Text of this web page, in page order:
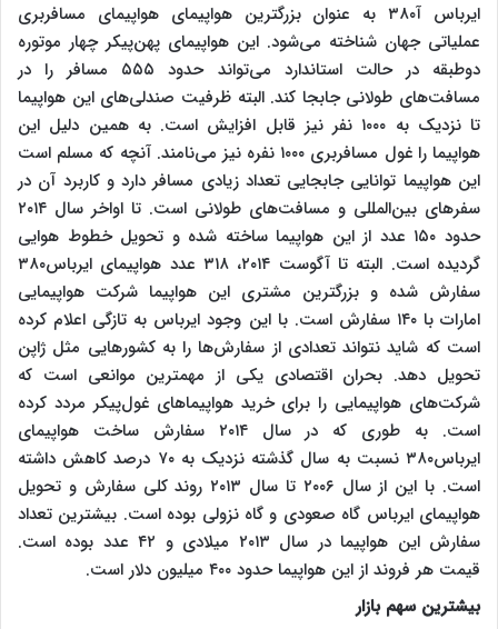
ایرباس آ۳۸۰ به عنوان بزرگترین هواپیمای هواپیمای مسافربری
عملیاتی جهان شناخته می‌شود. این هواپیمای پهن‌پیکر چهار موتوره
دوطبقه در حالت استاندارد می‌تواند حدود ۵۵۵ مسافر را در
مسافت‌های طولانی جابجا کند. البته ظرفیت صندلی‌های این هواپیما
تا نزدیک به ۱۰۰۰ نفر نیز قابل افزایش است. به همین دلیل این
هواپیما را غول مسافربری ۱۰۰۰ نفره نیز می‌نامند. آنچه که مسلم است
این هواپیما توانایی جابجایی تعداد زیادی مسافر دارد و کاربرد آن در
سفرهای بین‌المللی و مسافت‌های طولانی است. تا اواخر سال ۲۰۱۴
حدود ۱۵۰ عدد از این هواپیما ساخته شده و تحویل خطوط هوایی
گردیده است. البته تا آگوست ۲۰۱۴، ۳۱۸ عدد هواپیمای ایرباس۳۸۰
سفارش شده و بزرگترین مشتری این هواپیما شرکت هواپیمایی
امارات با ۱۴۰ سفارش است. با این وجود ایرباس به تازگی اعلام کرده
است که شاید نتواند تعدادی از سفارش‌ها را به کشورهایی مثل ژاپن
تحویل دهد. بحران اقتصادی یکی از مهمترین موانعی است که
شرکت‌های هواپیمایی را برای خرید هواپیماهای غول‌پیکر مردد کرده
است. به طوری که در سال ۲۰۱۴ سفارش ساخت هواپیمای
ایرباس۳۸۰ نسبت به سال گذشته نزدیک به ۷۰ درصد کاهش داشته
است. با این از سال ۲۰۰۶ تا سال ۲۰۱۳ روند کلی سفارش و تحویل
هواپیمای ایرباس گاه صعودی و گاه نزولی بوده است. بیشترین تعداد
سفارش این هواپیما در سال ۲۰۱۳ میلادی و ۴۲ عدد بوده است.
قیمت هر فروند از این هواپیما حدود ۴۰۰ میلیون دلار است.
بیشترین سهم بازار